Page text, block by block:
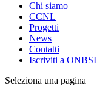
Chi siamo
CCNL
Progetti
News
Contatti
Iscriviti a ONBSI
Seleziona una pagina